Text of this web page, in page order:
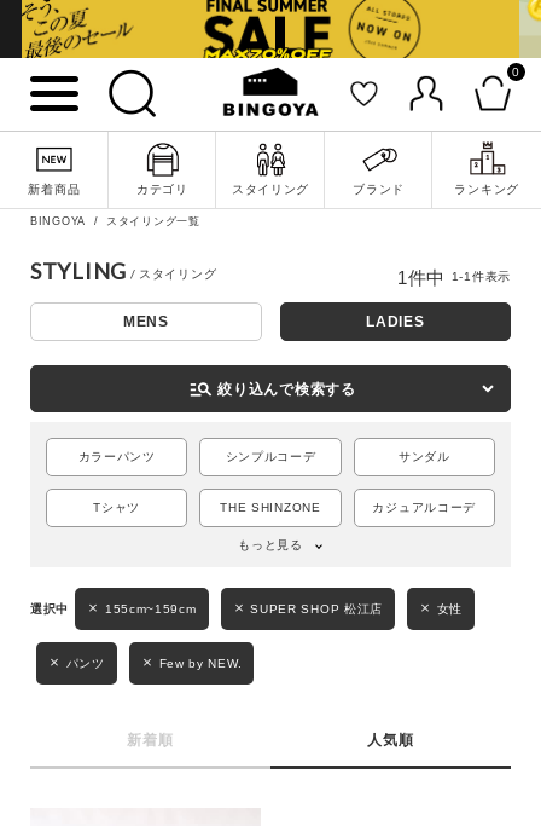
0
新着商品 カテゴリ スタイリング ブランド ランキング
詳細検索
キーワード
MENS LADIES KIDS
カテゴリ
BINGOYA スタイリング一覧
STYLING
MENS LADIES
manage_search 絞り込んで検索する
カラーパンツ シンプルコーデ サンダル
Tシャツ THE SHINZONE カジュアルコーデ
もっと見る
155cm~159cm SUPER SHOP 松江店 女性
パンツ Few by NEW.
新着順 人気順
1件中 1-1件表示